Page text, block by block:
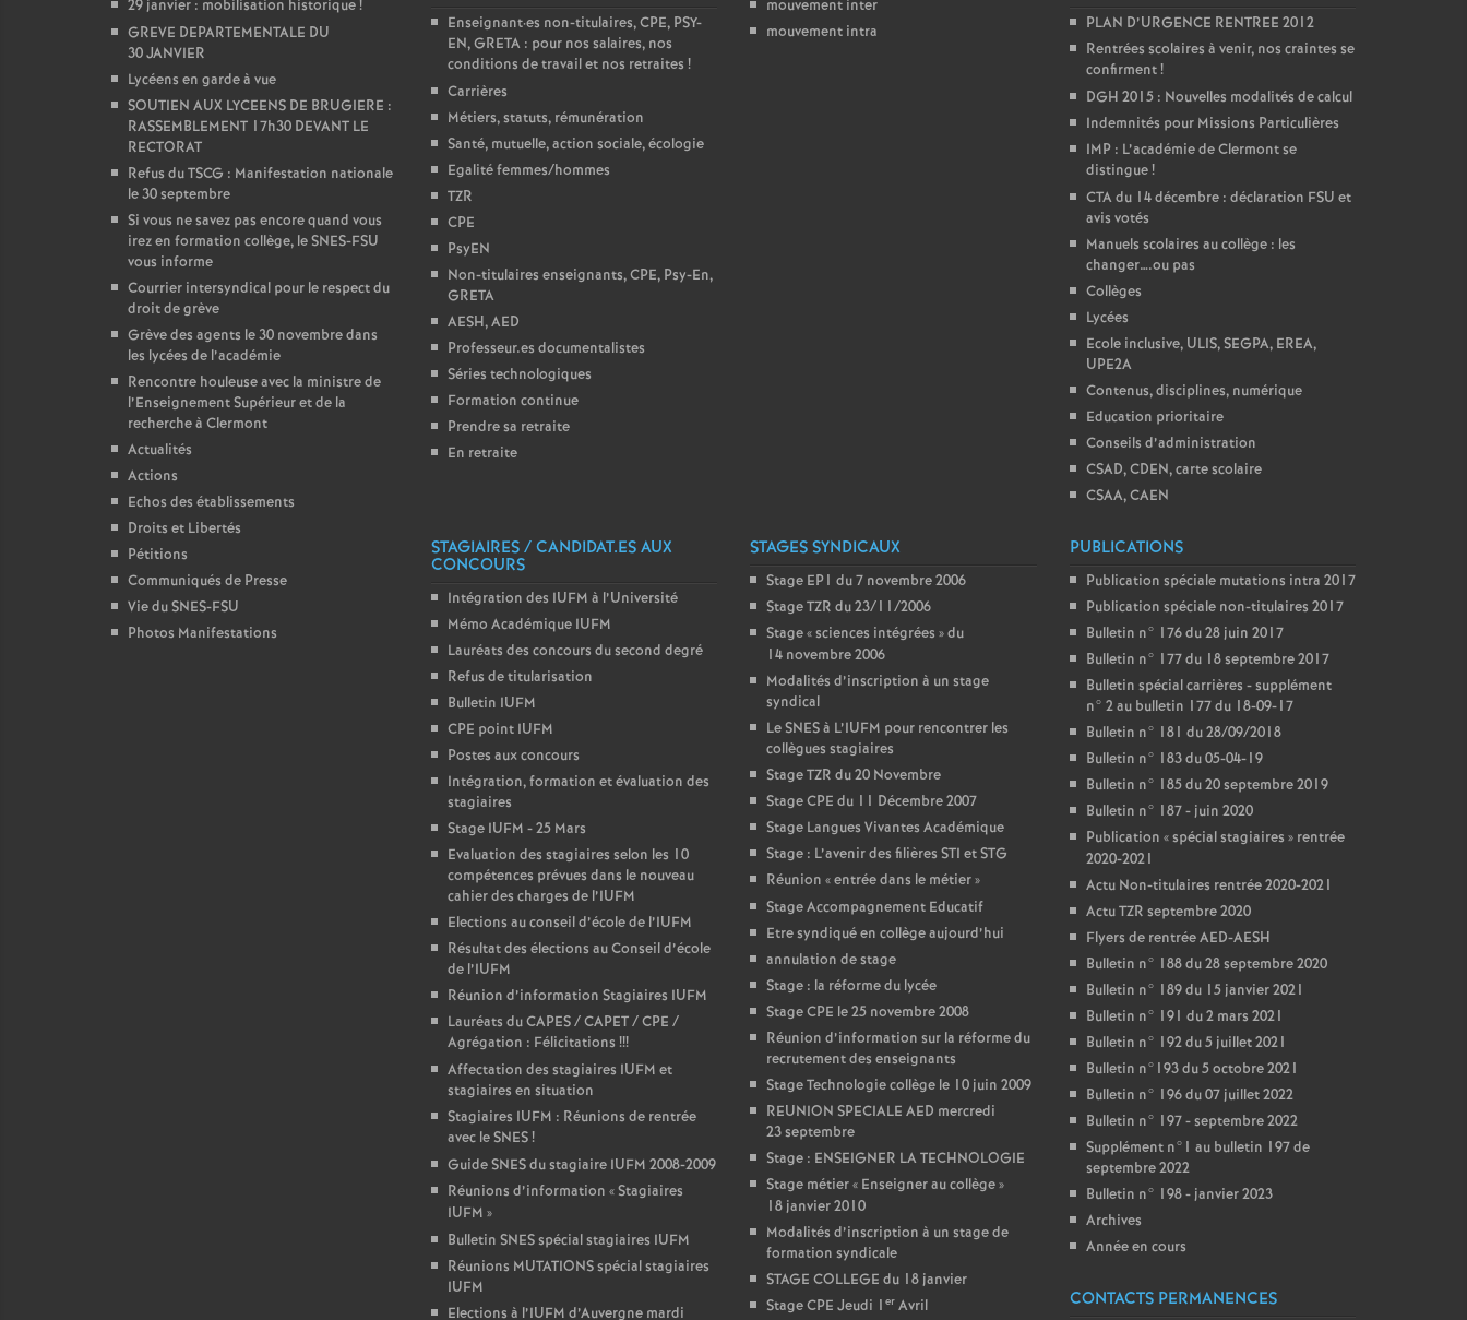
e
e
t
d
e
e
c
o
n
d
d
e
g
r
é
O
r
l
é
29 janvier : mobilisation historique!
GREVE DEPARTEMENTALE DU
30 JANVIER
Lycéens en garde à vue
SOUTIEN AUX LYCEENS DE BRUGIERE :
RASSEMBLEMENT 17h30 DEVANT LE
RECTORAT
Refus du TSCG : Manifestation nationale
le 30 septembre
Si vous ne savez pas encore quand vous
irez en formation collège, le SNES-FSU
vous informe
Courrier intersyndical pour le respect du
droit de grève
Grève des agents le 30 novembre dans
les lycées de l’académie
Rencontre houleuse avec la ministre de
l’Enseignement Supérieur et de la
recherche à Clermont
Actualités
Actions
Echos des établissements
Droits et Libertés
Pétitions
Communiqués de Presse
Vie du SNES-FSU
Photos Manifestations
Enseignant·es non-titulaires, CPE, PSY-
EN, GRETA : pour nos salaires, nos
conditions de travail et nos retraites !
Carrières
Métiers, statuts, rémunération
Santé, mutuelle, action sociale, écologie
Egalité femmes/hommes
TZR
CPE
PsyEN
Non-titulaires enseignants, CPE, Psy-En,
GRETA
AESH, AED
Professeur.es documentalistes
Séries technologiques
Formation continue
Prendre sa retraite
En retraite
mouvement inter
mouvement intra
PLAN D’URGENCE RENTREE 2012
Rentrées scolaires à venir, nos craintes se
confirment!
DGH 2015 : Nouvelles modalités de calcul
Indemnités pour Missions Particulières
IMP : L’académie de Clermont se
distingue!
CTA du 14 décembre : déclaration FSU et
avis votés
Manuels scolaires au collège : les
changer….ou pas
Collèges
Lycées
Ecole inclusive, ULIS, SEGPA, EREA,
UPE2A
Contenus, disciplines, numérique
Education prioritaire
Conseils d’administration
CSAD, CDEN, carte scolaire
CSAA, CAEN
STAGIAIRES / CANDIDAT.ES AUX
CONCOURS
Intégration des IUFM à l’Université
Mémo Académique IUFM
Lauréats des concours du second degré
Refus de titularisation
Bulletin IUFM
CPE point IUFM
Postes aux concours
Intégration, formation et évaluation des
stagiaires
Stage IUFM - 25 Mars
Evaluation des stagiaires selon les 10
compétences prévues dans le nouveau
cahier des charges de l’IUFM
Elections au conseil d’école de l’IUFM
Résultat des élections au Conseil d’école
de l’IUFM
Réunion d’information Stagiaires IUFM
Lauréats du CAPES / CAPET / CPE /
Agrégation : Félicitations !!!
Affectation des stagiaires IUFM et
stagiaires en situation
Stagiaires IUFM : Réunions de rentrée
avec le SNES!
Guide SNES du stagiaire IUFM 2008-2009
Réunions d’information «Stagiaires
IUFM »
Bulletin SNES spécial stagiaires IUFM
Réunions MUTATIONS spécial stagiaires
IUFM
Elections à l’IUFM d’Auvergne mardi
STAGES SYNDICAUX
Stage EP1 du 7 novembre 2006
Stage TZR du 23/11/2006
Stage «sciences intégrées » du
14 novembre 2006
Modalités d’inscription à un stage
syndical
Le SNES à L’IUFM pour rencontrer les
collègues stagiaires
Stage TZR du 20 Novembre
Stage CPE du 11 Décembre 2007
Stage Langues Vivantes Académique
Stage : L’avenir des filières STI et STG
Réunion «entrée dans le métier»
Stage Accompagnement Educatif
Etre syndiqué en collège aujourd’hui
annulation de stage
Stage : la réforme du lycée
Stage CPE le 25 novembre 2008
Réunion d’information sur la réforme du
recrutement des enseignants
Stage Technologie collège le 10 juin 2009
REUNION SPECIALE AED mercredi
23 septembre
Stage : ENSEIGNER LA TECHNOLOGIE
Stage métier « Enseigner au collège»
18 janvier 2010
Modalités d’inscription à un stage de
formation syndicale
STAGE COLLEGE du 18 janvier
Stage CPE Jeudi 1 er Avril
PUBLICATIONS
Publication spéciale mutations intra 2017
Publication spéciale non-titulaires 2017
Bulletin n° 176 du 28 juin 2017
Bulletin n° 177 du 18 septembre 2017
Bulletin spécial carrières - supplément
n° 2 au bulletin 177 du 18-09-17
Bulletin n° 181 du 28/09/2018
Bulletin n° 183 du 05-04-19
Bulletin n° 185 du 20 septembre 2019
Bulletin n° 187 - juin 2020
Publication «spécial stagiaires » rentrée
2020-2021
Actu Non-titulaires rentrée 2020-2021
Actu TZR septembre 2020
Flyers de rentrée AED-AESH
Bulletin n° 188 du 28 septembre 2020
Bulletin n° 189 du 15 janvier 2021
Bulletin n° 191 du 2 mars 2021
Bulletin n° 192 du 5 juillet 2021
Bulletin n°193 du 5 octobre 2021
Bulletin n° 196 du 07 juillet 2022
Bulletin n° 197 - septembre 2022
Supplément n°1 au bulletin 197 de
septembre 2022
Bulletin n° 198 - janvier 2023
Archives
Année en cours
CONTACTS PERMANENCES